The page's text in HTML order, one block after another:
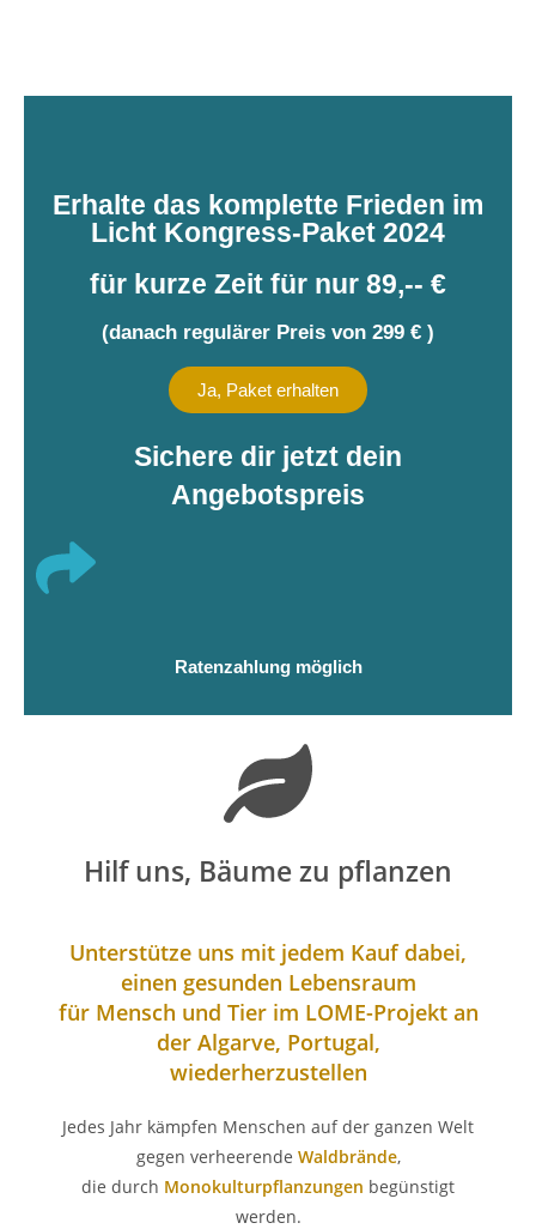
Erhalte das komplette Frieden im
Licht Kongress-Paket 2024
für kurze Zeit für nur 89,-- €
(danach regulärer Preis von 299 € )
Ja, Paket erhalten
Sichere dir jetzt dein
Angebotspreis
Ratenzahlung möglich
Hilf uns, Bäume zu pflanzen
Unterstütze uns mit jedem Kauf dabei,
einen gesunden Lebensraum
für Mensch und Tier im LOME-Projekt an
der Algarve, Portugal,
wiederherzustellen
Jedes Jahr kämpfen Menschen auf der ganzen Welt
gegen verheerende Waldbrände,
die durch Monokulturpflanzungen begünstigt
werden.